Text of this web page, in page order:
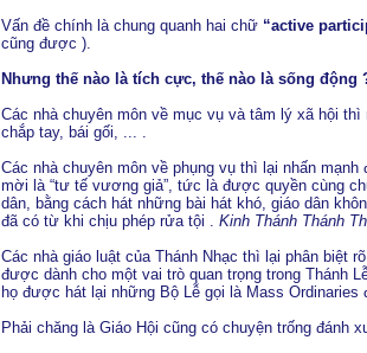
Vấn đề chính là chung quanh hai chữ “active
cũng được ).
Nhưng thế nào là tích cực, thế nào là sống động
Các nhà chuyên môn về mục vụ và tâm lý xã hội
chắp tay, bái gối, ... .
Các nhà chuyên môn về phụng vụ thì lại nhấn
mời là “tư tế vương giả”, tức là được quyền cùng
dân, bằng cách hát những bài hát khó, giáo dân
đã có từ khi chịu phép rửa tội . Kinh Thánh Thánh
Các nhà giáo luật của Thánh Nhạc thì lại phân biệt
được dành cho một vai trò quan trọng trong Thánh
họ được hát lại những Bộ Lễ gọi là Mass
Phải chăng là Giáo Hội cũng có chuyện trống đánh